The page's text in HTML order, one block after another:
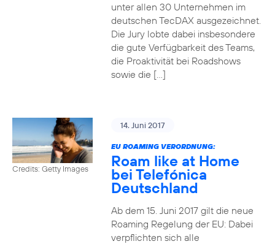
unter allen 30 Unternehmen im
deutschen TecDAX ausgezeichnet.
Die Jury lobte dabei insbesondere
die gute Verfügbarkeit des Teams,
die Proaktivität bei Roadshows
sowie die […]
Credits: Getty Images
14. Juni 2017
EU ROAMING VERORDNUNG:
Roam like at Home
bei Telefónica
Deutschland
Ab dem 15. Juni 2017 gilt die neue
Roaming Regelung der EU: Dabei
verpflichten sich alle